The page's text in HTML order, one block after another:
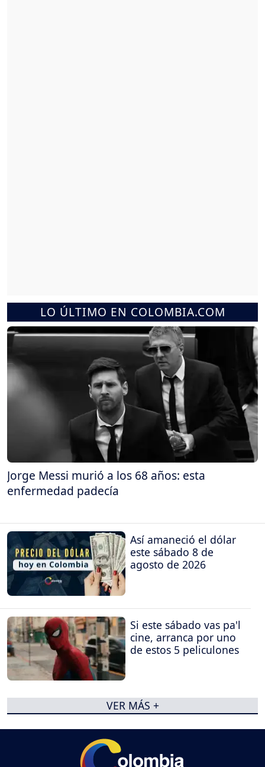
LO ÚLTIMO EN COLOMBIA.COM
Jorge Messi murió a los 68 años: esta
enfermedad padecía
Así amaneció el dólar
este sábado 8 de
agosto de 2026
Si este sábado vas pa'l
cine, arranca por uno
de estos 5 peliculones
VER MÁS +